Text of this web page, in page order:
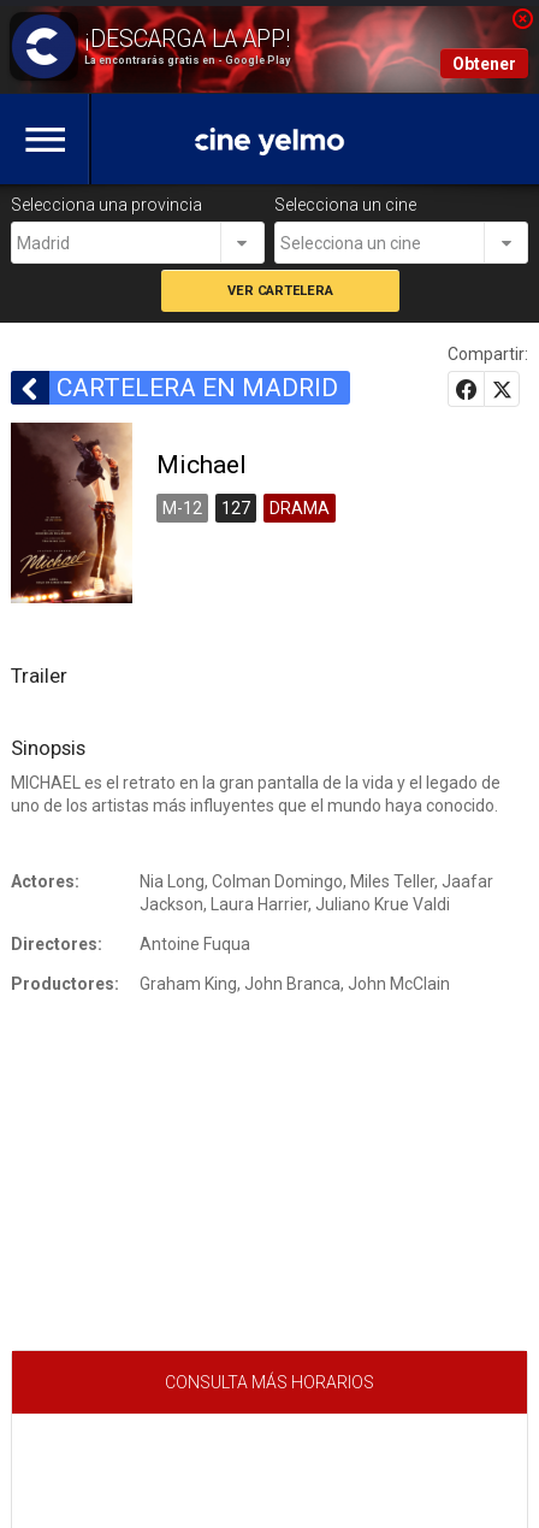
La encontrarás gratis en - Google Play Obtener
Selecciona una provincia
Madrid
Selecciona un cine
Selecciona un cine
CARTELERA EN MADRID
Compartir:
Michael
M-12 127 DRAMA
Trailer
Sinopsis
MICHAEL es el retrato en la gran pantalla de la vida y el legado de
uno de los artistas más influyentes que el mundo haya conocido.
Actores:
Nia Long, Colman Domingo, Miles Teller, Jaafar
Jackson, Laura Harrier, Juliano Krue Valdi
Directores: Antoine Fuqua
Productores: Graham King, John Branca, John McClain
CONSULTA MÁS HORARIOS